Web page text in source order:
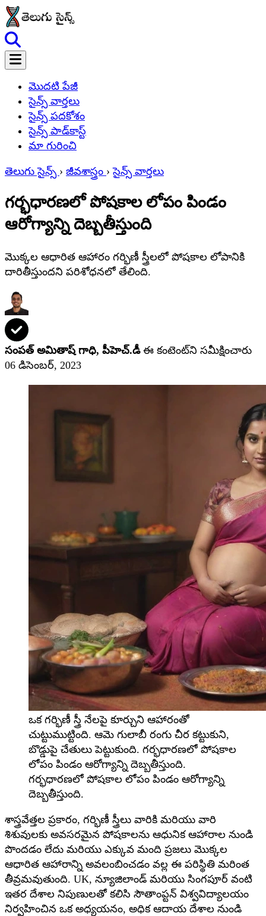
మొదటి పేజీ
సైన్స్ వార్తలు
సైన్స్ పదకోశం
సైన్స్ పాడ్‌కాస్ట్
మా గురించి
తెలుగు సైన్స్ › జీవశాస్త్రం › సైన్స్ వార్తలు
గర్భధారణలో పోషకాల లోపం పిండం
ఆరోగ్యాన్ని దెబ్బతీస్తుంది
మొక్కల ఆధారిత ఆహారం గర్భిణీ స్త్రీలలో పోషకాల లోపానికి
దారితీస్తుందని పరిశోధనలో తేలింది.
సంపత్ అమితాష్ గాధి, పీహెచ్‌.డీఈ కంటెంట్‌ని సమీక్షించారు
06 డిసెంబర్, 2023
ఒక గర్భిణీ స్త్రీ నేలపై కూర్చుని ఆహారంతో
చుట్టుముట్టింది. ఆమె గులాబీ రంగు చీర కట్టుకుని,
బొడ్డుపై చేతులు పెట్టుకుంది. గర్భధారణలో పోషకాల
లోపం పిండం ఆరోగ్యాన్ని దెబ్బతీస్తుంది.
గర్భధారణలో పోషకాల లోపం పిండం ఆరోగ్యాన్ని
దెబ్బతీస్తుంది.
శాస్త్రవేత్తల ప్రకారం, గర్భిణీ స్త్రీలు వారికి మరియు వారి
శిశువులకు అవసరమైన పోషకాలను ఆధునిక ఆహారాల నుండి
పొందడం లేదు మరియు ఎక్కువ మంది ప్రజలు మొక్కల
ఆధారిత ఆహారాన్ని అవలంబించడం వల్ల ఈ పరిస్థితి మరింత
తీవ్రమవుతుంది. UK, న్యూజిలాండ్ మరియు సింగపూర్ వంటి
ఇతర దేశాల నిపుణులతో కలిసి సౌతాంప్టన్ విశ్వవిద్యాలయం
నిర్వహించిన ఒక అధ్యయనం, అధిక ఆదాయ దేశాల నుండి